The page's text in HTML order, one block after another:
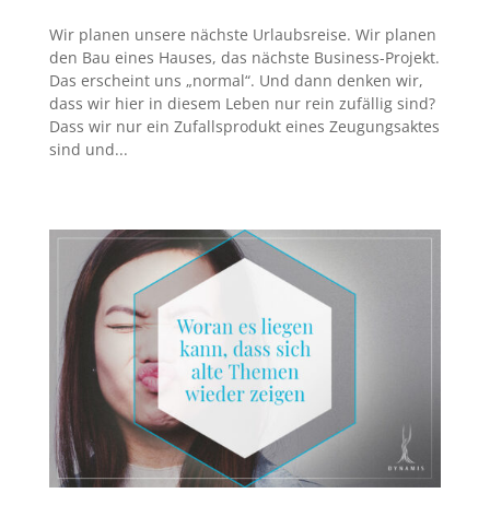
Wir planen unsere nächste Urlaubsreise. Wir planen
den Bau eines Hauses, das nächste Business-Projekt.
Das erscheint uns „normal“. Und dann denken wir,
dass wir hier in diesem Leben nur rein zufällig sind?
Dass wir nur ein Zufallsprodukt eines Zeugungsaktes
sind und...